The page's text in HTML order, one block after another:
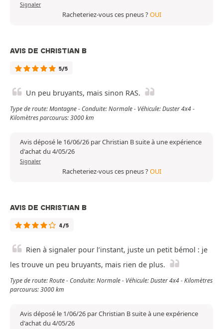
Signaler
Racheteriez-vous ces pneus ?OUI
AVIS DE CHRISTIAN B
5/5
Un peu bruyants, mais sinon RAS.
Type de route: Montagne - Conduite: Normale - Véhicule: Duster 4x4 -
Kilomètres parcourus: 3000 km
Avis déposé le 16/06/26 par Christian B suite à une expérience
d'achat du 4/05/26
Signaler
Racheteriez-vous ces pneus ?OUI
AVIS DE CHRISTIAN B
4/5
Rien à signaler pour l’instant, juste un petit bémol : je
les trouve un peu bruyants, mais rien de plus.
Type de route: Route - Conduite: Normale - Véhicule: Duster 4x4 - Kilomètres
parcourus: 3000 km
Avis déposé le 1/06/26 par Christian B suite à une expérience
d'achat du 4/05/26